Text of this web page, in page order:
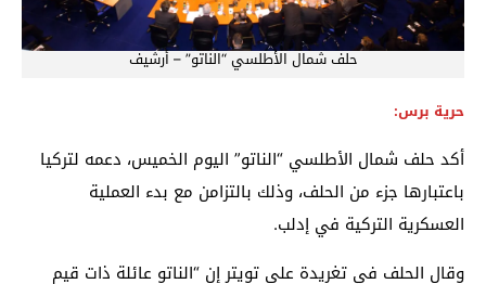
حلف شمال الأطلسي “الناتو” – أرشيف
حرية برس:
أكد حلف شمال الأطلسي “الناتو” اليوم الخميس، دعمه لتركيا
باعتبارها جزء من الحلف، وذلك بالتزامن مع بدء العملية
العسكرية التركية في إدلب.
وقال الحلف في تغريدة على تويتر إن “الناتو عائلة ذات قيم